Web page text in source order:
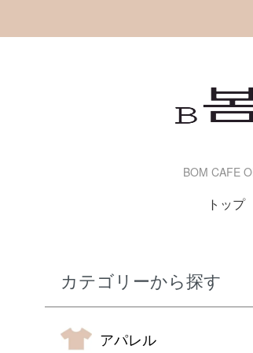
BOM CAFE
トップ
カテゴリーから探す
アパレル